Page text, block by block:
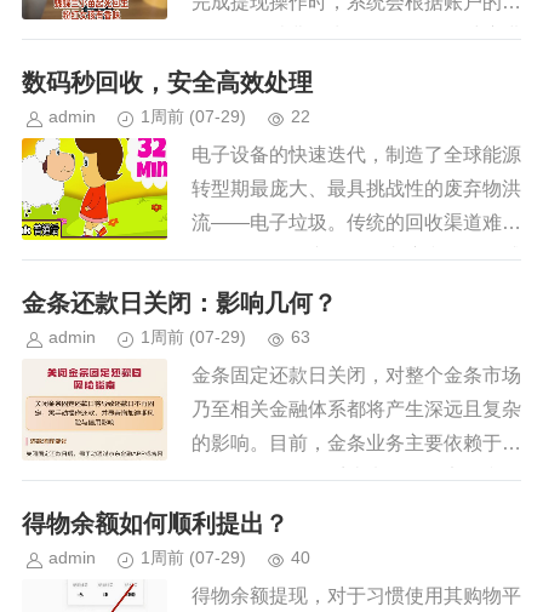
用评分、消费行为、还款记录等维度进
行实时评估。高信用分用户通常能获得
数码秒回收，安全高效处理
admin 1周前 (07-29) 22
电子设备的快速迭代，制造了全球能源
转型期最庞大、最具挑战性的废弃物洪
流——电子垃圾。传统的回收渠道难以
匹配现代数码产品的复杂度和数据敏感
性。因此，“羊小咩便荔卡数码秒回收”
金条还款日关闭：影响几何？
admin 1周前 (07-29) 63
金条固定还款日关闭，对整个金条市场
乃至相关金融体系都将产生深远且复杂
的影响。目前，金条业务主要依赖于银
行的日理据收付系统来保证稳定性和便
捷性。如果长期关闭固定还款日，意味
得物余额如何顺利提出？
admin 1周前 (07-29) 40
得物余额提现，对于习惯使用其购物平